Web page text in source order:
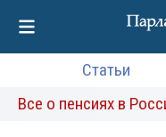
Статьи
Все о пенсиях в